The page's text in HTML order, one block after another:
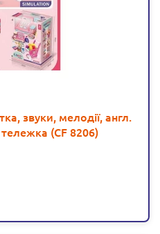
звуки, мелодії, англ.
(CF 8206)